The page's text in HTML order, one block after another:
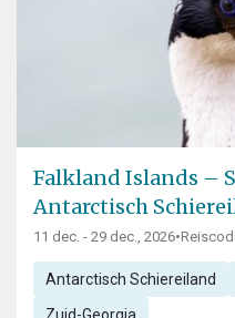
Falkland Islands –
Antarctisch
11 dec. - 29 dec., 2026•
Antarctisch Schiereiland